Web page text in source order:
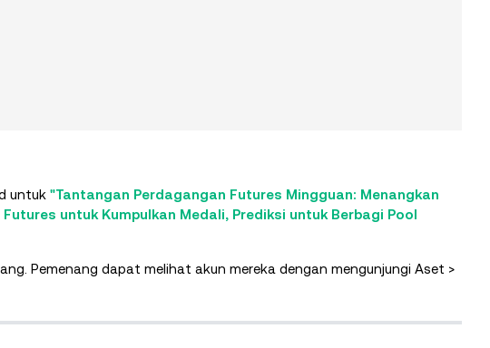
untuk "Tantangan Perdagangan Futures Mingguan: Menangkan
untuk Kumpulkan Medali, Prediksi untuk Berbagi Pool
Pemenang dapat melihat akun mereka dengan mengunjungi Aset >